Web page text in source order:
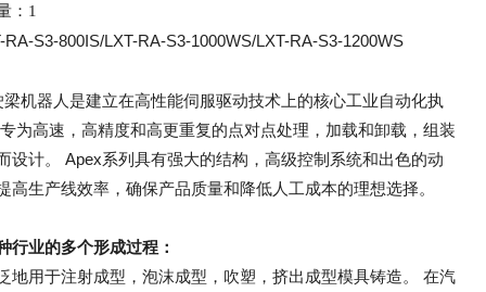
：1
RA-S3-800IS/LXT-RA-S3-1000WS/LXT-RA-S3-1200WS
机器人是建立在高性能伺服驱动技术上的核心工业自动化执
为高速，高精度和高更重复的点对点处理，加载和卸载，组装
设计。 Apex系列具有强大的结构，高级控制系统和出色的动
高生产线效率，确保产品质量和降低人工成本的理想选择。
行业的多个形成过程：
地用于注射成型，泡沫成型，吹塑，挤出成型模具铸造。 在汽